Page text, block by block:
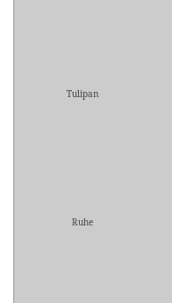
Tulipan
Ruhe